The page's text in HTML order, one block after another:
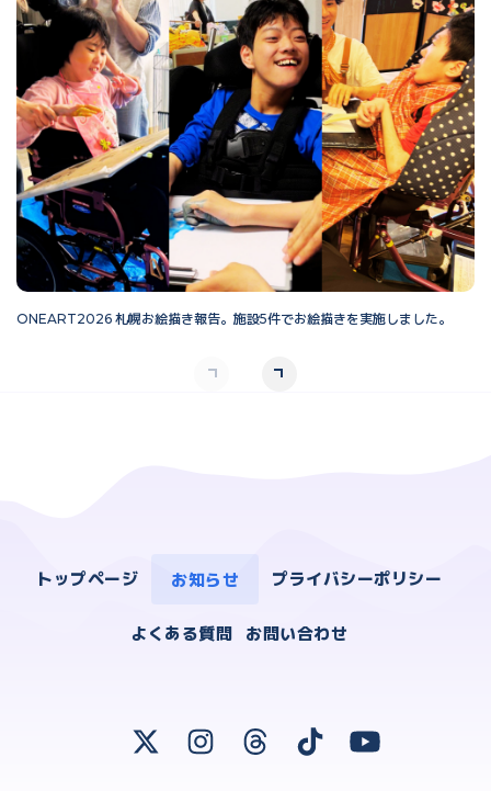
ONEART2026 札幌お絵描き報告。施設5件でお絵描きを実施しました。
トップページ お知らせ プライバシーポリシー
よくある質問 お問い合わせ